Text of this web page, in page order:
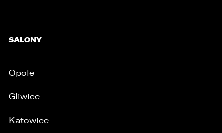
SALONY
Opole
Gliwice
Katowice